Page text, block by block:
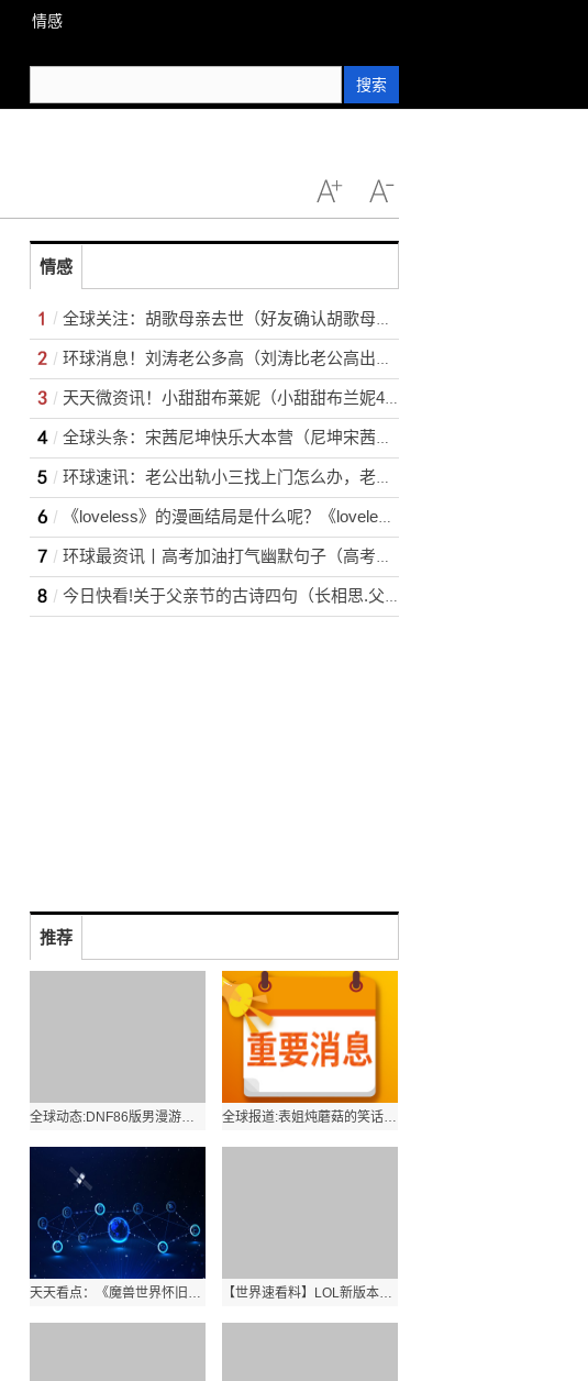
情感
搜索
情感
全球关注：胡歌母亲去世（好友确认胡歌母亲去世消息）
环球消息！刘涛老公多高（刘涛比老公高出半个头）
天天微资讯！小甜甜布莱妮（小甜甜布兰妮40岁生日）
全球头条：宋茜尼坤快乐大本营（尼坤宋茜近十年不同台）
环球速讯：老公出轨小三找上门怎么办，老公出轨婚外情小三找上门
《loveless》的漫画结局是什么呢？《loveless》清明爱立夏吗？
环球最资讯丨高考加油打气幽默句子（高考给自己加油打气的句子）
今日快看!关于父亲节的古诗四句（长相思.父亲节）
推荐
全球动态:DNF86版男漫游刷图技能怎么加点？加点方案是什么？ 全球报道:表姐炖蘑菇的笑话是什么梗？表姐炖蘑菇有何笑点？
天天看点：《魔兽世界怀旧服》2021火焰节任务流程是怎样的？奖励有哪些？ 【世界速看料】LOL新版本更新速度很慢是什么原因？更新速度慢怎么解决？